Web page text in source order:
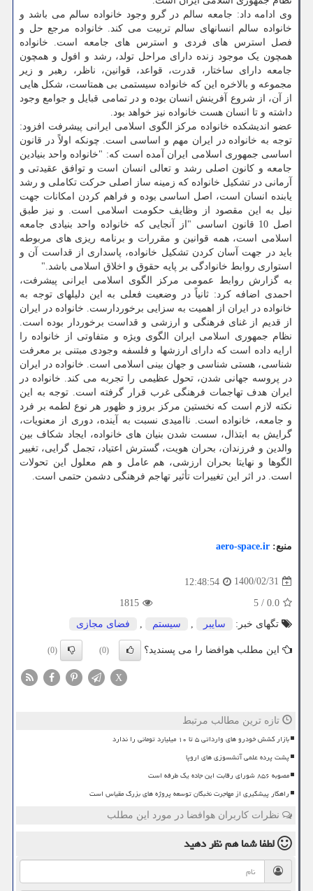
وی ادامه داد: جامعه سالم در گرو وجود خانواده سالم می باشد و
خانواده سالم انسانهای سالم تربیت می کند. خانواده مرجع حل و
فصل استرس های فردی و استرس های جامعه است. خانواده
همچون یک موجود زنده دارای مراحل تولد، رشد و افول و همچون
جامعه دارای ساختار، قدرت، قواعد، قوانین، ناظر، رهبر و زیر
مجموعه و بالاخره این که خانواده سیستمی بی همتاست، شکل هایی
از آن، از شروع آفرینش انسان بوده و در تمامی قبایل و جوامع وجود
داشته و تا انسان هست خانواده نیز خواهد بود.
عضو اندیشکده خانواده مرکز الگوی اسلامی ایرانی پیشرفت افزود:
توجه به خانواده در ایران مهم و اساسی است. چونکه اولاً در قانون
اساسی جمهوری اسلامی ایران آمده است که: "خانواده واحد بنیادین
جامعه و کانون اصلی رشد و تعالی انسان است و توافق عقیدتی و
آرمانی در تشکیل خانواده که زمینه ساز اصلی حرکت تکاملی و رشد
یابنده انسان است، اصل اساسی بوده و فراهم کردن امکانات جهت
نیل به این مقصود از وظایف حکومت اسلامی است. و نیز طبق
اصل 10 قانون اساسی "از آنجایی که خانواده واحد بنیادی جامعه
اسلامی است، همه قوانین و مقررات و برنامه ریزی های مربوطه
باید در جهت آسان کردن تشکیل خانواده، پاسداری از قداست آن و
استواری روابط خانوادگی بر پایه حقوق و اخلاق اسلامی باشد."
به گزارش روابط عمومی مرکز الگوی اسلامی ایرانی پیشرفت،
احمدی اضافه کرد: ثانیاً در وضعیت فعلی به این دلیلهای توجه به
خانواده در ایران از اهمیت به سزایی برخوردارست. خانواده در ایران
از قدیم از غنای فرهنگی و ارزشی و قداست برخوردار بوده است.
نظام جمهوری اسلامی ایران الگوی ویژه و متفاوتی از خانواده را
ارایه داده است که دارای ارزشها و فلسفه وجودی مبتنی بر معرفت
شناسی، هستی شناسی و جهان بینی اسلامی است. خانواده در ایران
در پروسه جهانی شدن، تحول عظیمی را تجربه می کند. خانواده در
ایران هدف تهاجمات فرهنگی غرب قرار گرفته است. توجه به این
نکته لازم است که نخستین مرکز بروز و ظهور هر نوع لطمه بر فرد
و جامعه، خانواده است. ناامیدی نسبت به آینده، دوری از معنویات،
گرایش به ابتذال، سست شدن بنیان های خانواده، ایجاد شکاف بین
والدین و فرزندان، بحران هویت، گسترش اعتیاد، تجمل گرایی، تغییر
الگوها و نهایتا بحران ارزشی، هم عامل و هم معلول این تحولات
است. در اثر این تغییرات تأثیر تهاجم فرهنگی دشمن حتمی است.
منبع: aero-space.ir
1400/02/31
12:48:54
0.0
/
5
1815
تگهای خبر:
سایبر , سیستم , فضای مجازی
این مطلب هوافضا را می پسندید؟ (0)
(0)
X
تازه ترین مطالب مرتبط
بازار کشش خودرو های وارداتی ۵ تا ۱۰ میلیارد تومانی را ندارد
پشت پرده علمی آتشسوزی های اروپا
مصوبه ۸۵۶ شورای رقابت این جاده یک طرفه است
راهکار پیشگیری از مهاجرت نخبگان توسعه پروژه های بزرگ مقیاس است
نظرات کاربران هوافضا در مورد این مطلب
لطفا شما همنظر دهید